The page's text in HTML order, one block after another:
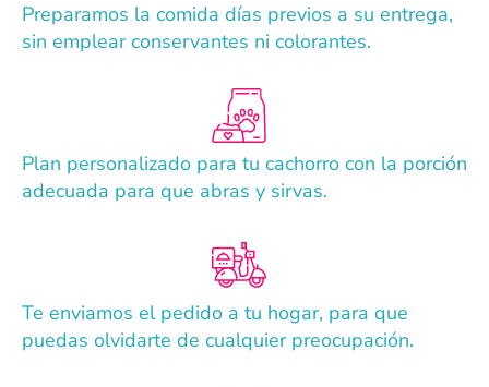
Preparamos la comida días previos a su entrega,
sin emplear conservantes ni colorantes.
Plan personalizado para tu cachorro con la porción
adecuada para que abras y sirvas.
Te enviamos el pedido a tu hogar, para que
puedas olvidarte de cualquier preocupación.